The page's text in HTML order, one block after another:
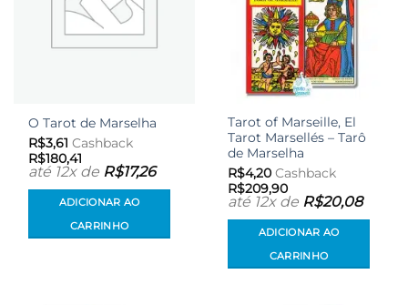
O Tarot de Marselha
R$3,61 Cashback
R$180,41
até 12x de R$17,26
ADICIONAR AO
CARRINHO
Tarot of Marseille, El
Tarot Marsellés – Tarô
de Marselha
R$4,20 Cashback
R$209,90
até 12x de R$20,08
ADICIONAR AO
CARRINHO